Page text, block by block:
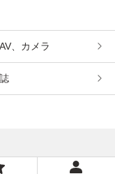
、カメラ